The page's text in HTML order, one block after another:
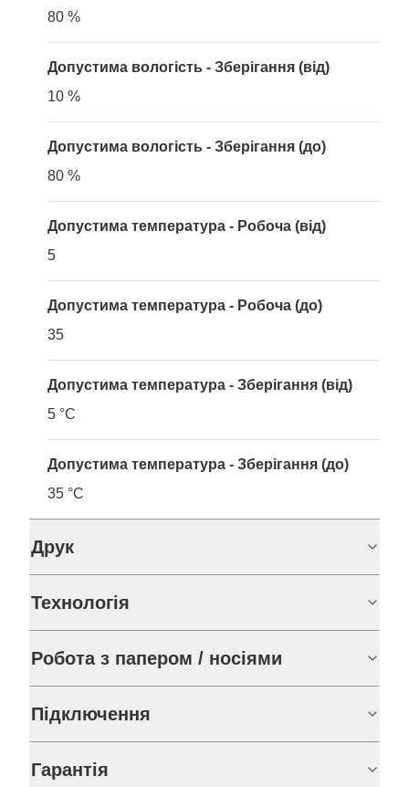
80 %
Допустима вологість - Зберігання (від)
10 %
Допустима вологість - Зберігання (до)
80 %
Допустима температура - Робоча (від)
5
Допустима температура - Робоча (до)
35
Допустима температура - Зберігання (від)
5 °C
Допустима температура - Зберігання (до)
35 °C
Друк
Технологія
Робота з папером / носіями
Підключення
Гарантія